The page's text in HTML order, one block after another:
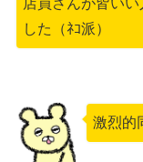
した（ﾈｺ派）
激烈的